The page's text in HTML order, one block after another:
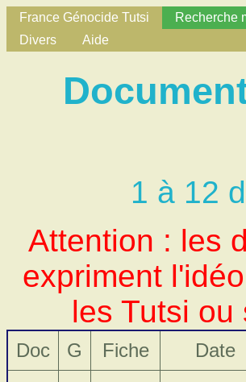
France Génocide Tutsi Recherche
Divers
Aide
1 à 12
Attention : les
expriment
les Tutsi ou
Doc G Fiche Date